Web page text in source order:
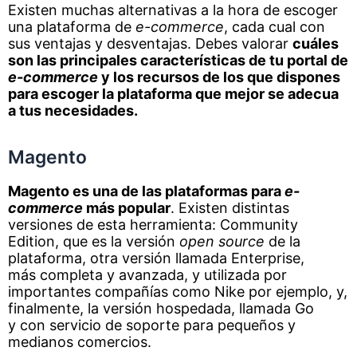
Existen muchas alternativas a la hora de escoger
una plataforma de e-commerce, cada cual con
sus ventajas y desventajas. Debes valorar cuáles
son las principales características de tu portal de
e-commerce y los recursos de los que dispones
para escoger la plataforma que mejor se adecua
a tus necesidades.
Magento
Magento es una de las plataformas parae-
commerce más popular. Existen distintas
versiones de esta herramienta: Community
Edition, que es la versión open source de la
plataforma, otra versión llamada Enterprise,
más completa y avanzada, y utilizada por
importantes compañías como Nike por ejemplo, y,
finalmente, la versión hospedada, llamada Go
y con servicio de soporte para pequeños y
medianos comercios.